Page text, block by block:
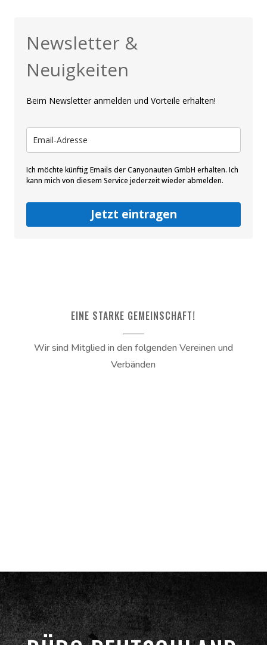
Newsletter &
Neuigkeiten
Beim Newsletter anmelden und Vorteile erhalten!
Ich möchte künftig Emails der Canyonauten GmbH erhalten. Ich
kann mich von diesem Service jederzeit wieder abmelden.
Jetzt eintragen
EINE STARKE GEMEINSCHAFT!
Wir sind Mitglied in den folgenden Vereinen und
Verbänden